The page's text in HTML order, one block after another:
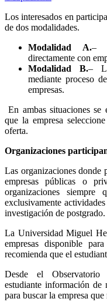
Los interesados en
de dos modalidades.
Modalidad A.–
directamente con
Modalidad B.–
mediante proceso
empresas.
En ambas situaciones
que la empresa
oferta.
Organizaciones
Las organizaciones donde
empresas públicas o
organizaciones
exclusivamente
investigación de postgrado.
La Universidad Miguel
empresas disponible
recomienda que el
Desde el
estudiante información de
para buscar la empresa que